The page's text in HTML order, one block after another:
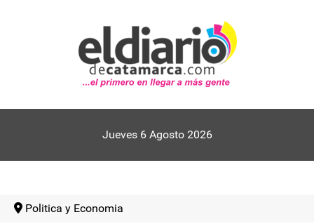
Jueves 6 Agosto 2026
Politica y Economia